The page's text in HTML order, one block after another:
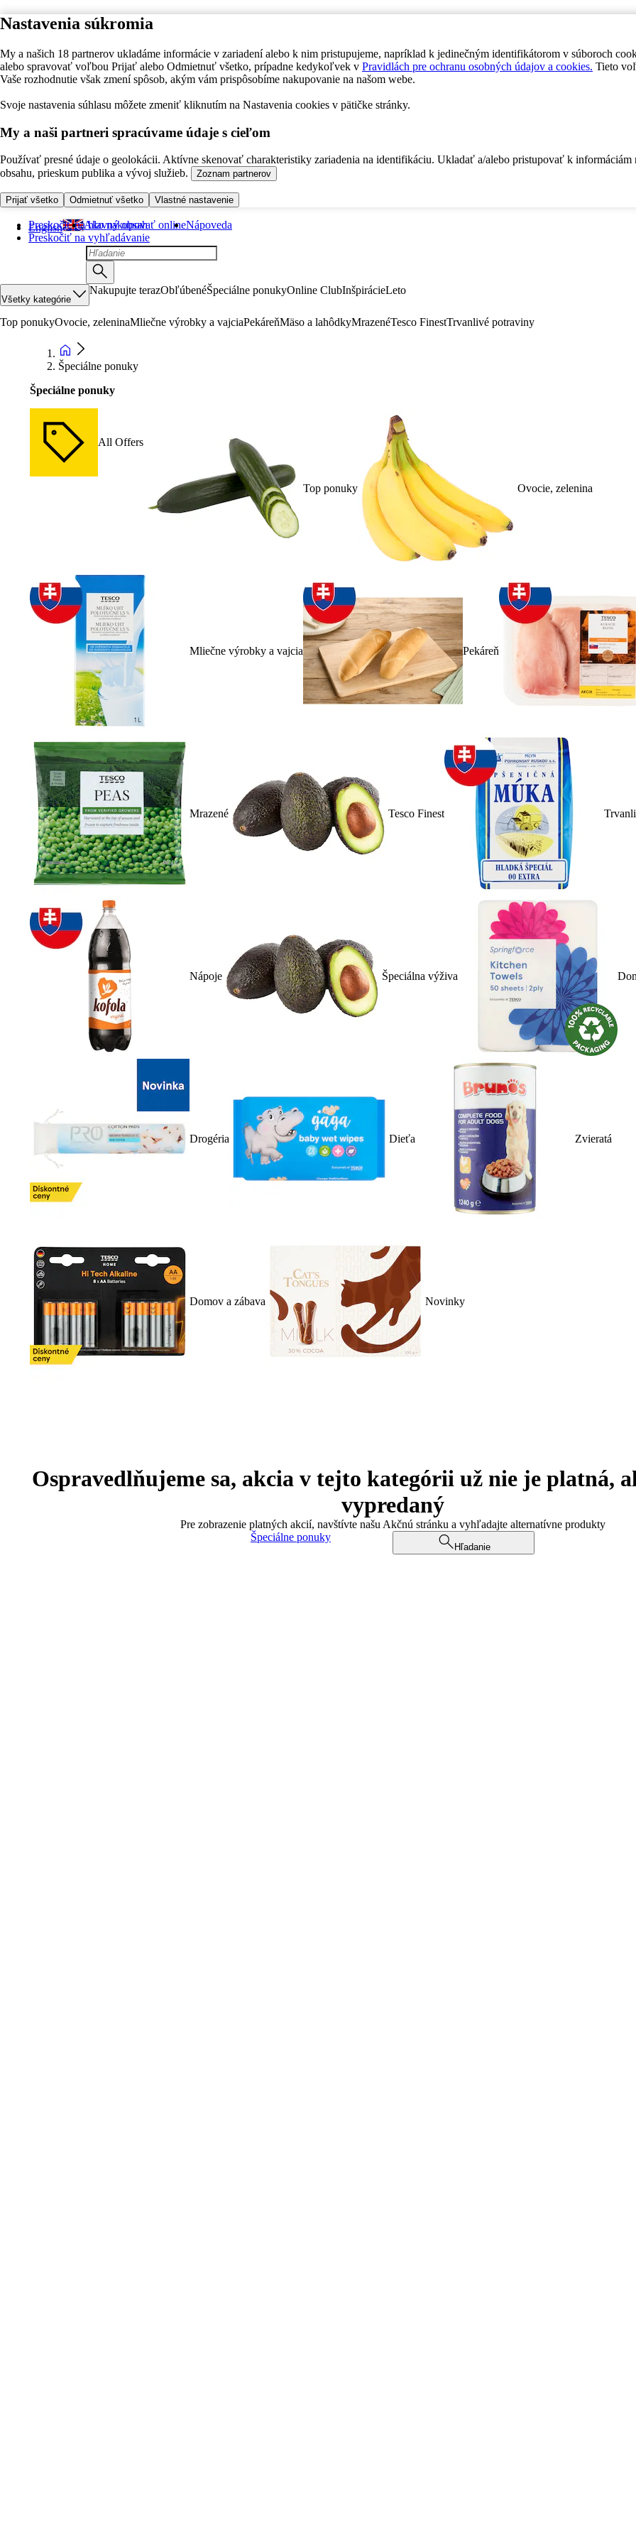
Nastavenia súkromia
My a našich 18 partnerov ukladáme informácie v zariadení alebo k nim pristupujeme, napríklad k jedinečným identifikátorom v súboroch
alebo spravovať voľbou Prijať alebo Odmietnuť všetko, prípadne kedykoľvek v Pravidlách pre ochranu osobných údajov a cookies. Tieto
Vaše rozhodnutie však zmení spôsob, akým vám prispôsobíme nakupovanie na našom webe.
Svoje nastavenia súhlasu môžete zmeniť kliknutím na Nastavenia cookies v pätičke stránky.
My a naši partneri spracúvame údaje s cieľom
Používať presné údaje o geolokácii. Aktívne skenovať charakteristiky zariadenia na identifikáciu. Ukladať a/alebo pristupovať k informáciám
obsahu, prieskum publika a vývoj služieb.
Zoznam partnerov
Prijať všetko Odmietnuť všetko Vlastné nastavenie
Preskočiť na hlavný obsah
Preskočiť na vyhľadávanie
English Ako nakupovať onlineNápoveda
Všetky kategórie
Nakupujte terazObľúbenéŠpeciálne ponukyOnline ClubInšpirácieLeto
Top ponukyOvocie, zeleninaMliečne výrobky a vajciaPekáreňMäso a lahôdkyMrazenéTesco FinestTrvanlivé potraviny
Špeciálne ponuky
Špeciálne ponuky
All Offers
Top ponuky Ovocie, zelenina
Mliečne výrobky a vajcia Pekáreň
Mrazené Tesco Finest
Nápoje Špeciálna výživa
Drogéria Dieťa Zvieratá
Domov a zábava Novinky
Ospravedlňujeme sa, akcia v tejto kategórii už nie je platná,
vypredaný
Pre zobrazenie platných akcií, navštívte našu Akčnú stránku a vyhľadajte alternatívne produkty
Špeciálne ponuky
Hľadanie